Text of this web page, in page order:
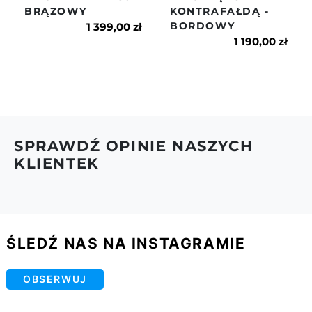
naszym regulaminie.
BRĄZOWY
1 399,00 zł
KONTRAFAŁDĄ -
BORDOWY
1 190,00 zł
SPRAWDŹ OPINIE NASZYCH
KLIENTEK
ŚLEDŹ NAS NA INSTAGRAMIE
OBSERWUJ